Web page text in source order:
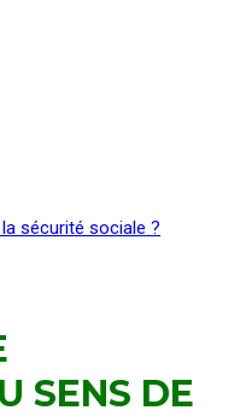
sécurité sociale ?
SENS DE